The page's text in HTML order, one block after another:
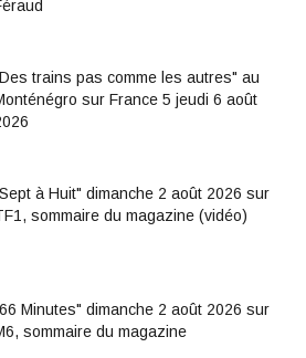
trains pas comme les autres" au
sur France 5 jeudi 6 août
à Huit" dimanche 2 août 2026 sur
sommaire du magazine (vidéo)
Minutes" dimanche 2 août 2026 sur
sommaire du magazine